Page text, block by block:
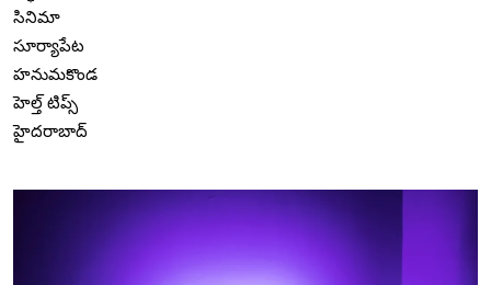
సినిమా
సూర్యాపేట
హనుమకొండ
హెల్త్ టిప్స్
హైదరాబాద్